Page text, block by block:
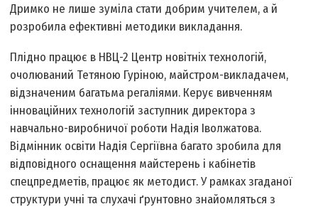
Дримко не лише зуміла стати добрим учителем, а й
розробила ефективні методики викладання.
Плідно працює в НВЦ-2 Центр новітніх технологій,
очолюваний Тетяною Гуріною, майстром-викладачем,
відзначеним багатьма регаліями. Керує вивченням
інноваційних технологій заступник директора з
навчально-виробничої роботи Надія Іволжатова.
Відмінник освіти Надія Сергіївна багато зробила для
відповідного оснащення майстерень і кабінетів
спецпредметів, працює як методист. У рамках згаданої
структури учні та слухачі ґрунтовно знайомляться з